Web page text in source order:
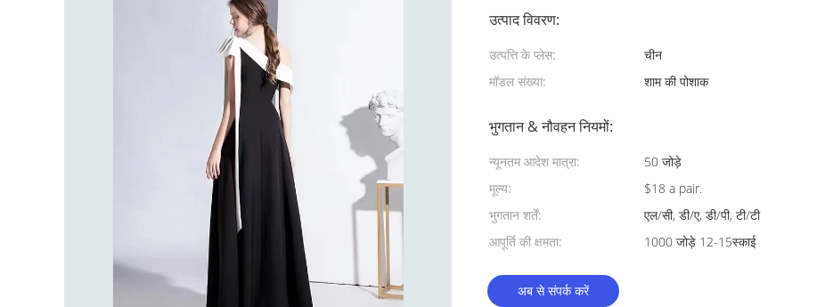
उत्पाद विवरण:
उत्पत्ति के प्लेस:
चीन
मॉडल संख्या:
शाम की पोशाक
भुगतान & नौवहन नियमों:
न्यूनतम आदेश मात्रा:
50 जोड़े
मूल्य:
$18 a pair.
भुगतान शर्तें:
एल/सी, डी/ए, डी/पी, टी/टी
आपूर्ति की क्षमता:
1000 जोड़े 12-15स्काई
अब से संपर्क करें